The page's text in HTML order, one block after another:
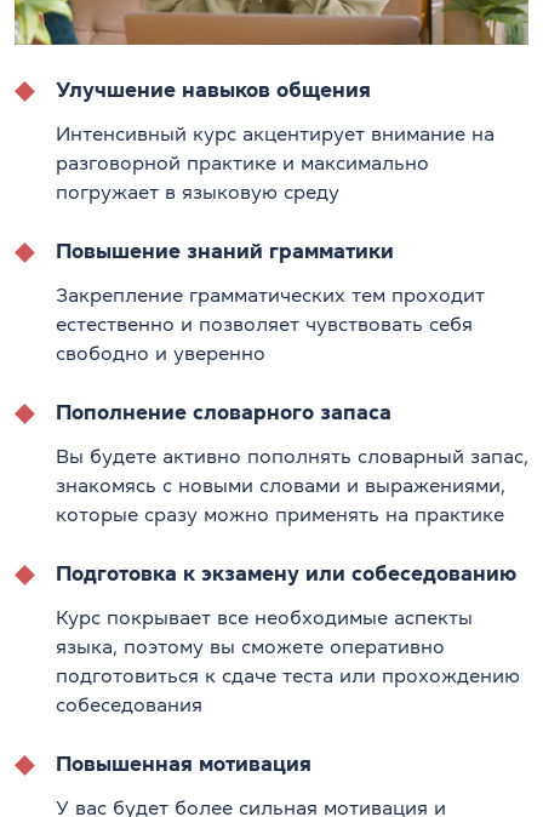
Улучшение навыков общения
Интенсивный курс акцентирует внимание на
разговорной практике и максимально
погружает в языковую среду
Повышение знаний грамматики
Закрепление грамматических тем проходит
естественно и позволяет чувствовать себя
свободно и уверенно
Пополнение словарного запаса
Вы будете активно пополнять словарный запас,
знакомясь с новыми словами и выражениями,
которые сразу можно применять на практике
Подготовка к экзамену или собеседованию
Курс покрывает все необходимые аспекты
языка, поэтому вы сможете оперативно
подготовиться к сдаче теста или прохождению
собеседования
Повышенная мотивация
У вас будет более сильная мотивация и